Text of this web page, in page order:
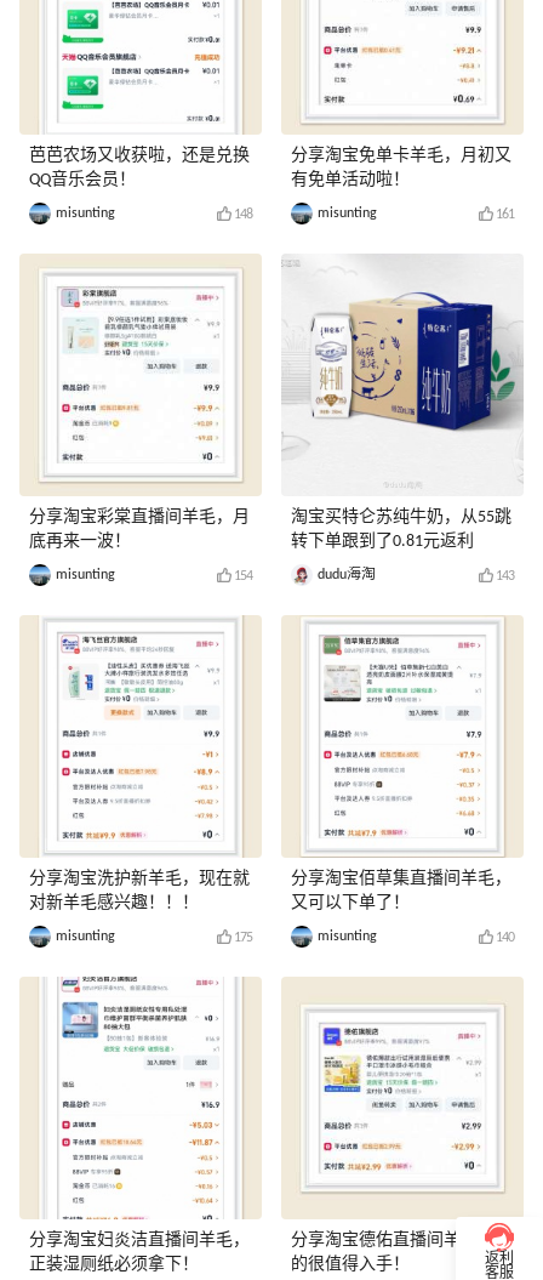
芭芭农场又收获啦，还是兑换
QQ音乐会员！
misunting 148
分享淘宝彩棠直播间羊毛，月
底再来一波！
misunting 154
分享淘宝洗护新羊毛，现在就
对新羊毛感兴趣！！！
misunting 175
分享淘宝妇炎洁直播间羊毛，
正装湿厕纸必须拿下！
分享淘宝免单卡羊毛，月初又
有免单活动啦！
misunting 161
淘宝买特仑苏纯牛奶，从55跳
转下单跟到了0.81元返利
dudu海淘 143
分享淘宝佰草集直播间羊毛，
又可以下单了！
misunting 140
分享淘宝德佑直播间羊毛，真
的很值得入手！
返利
客服